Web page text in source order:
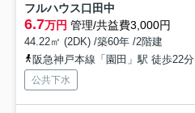
フルハウス口田中
6.7万円 管理/共益費3,000円
44.22㎡ (2DK) /築60年 /2階建
阪急神戸本線「園田」駅 徒歩22分
公共下水